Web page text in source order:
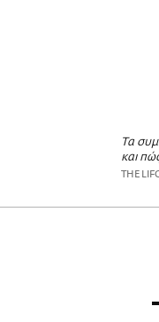
Τα
και
THE